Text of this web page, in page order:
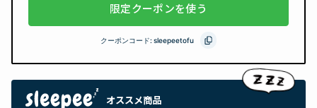
限定クーポンを使う
クーポンコード: sleepeetofu
オススメ商品